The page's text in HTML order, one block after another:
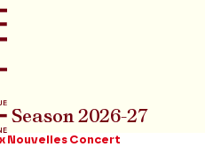
Season 2026-27
Nouvelles Concert